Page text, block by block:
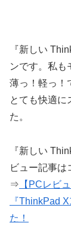
『新しい
ンです。私も
薄っ！軽っ！
とても快適に
た。
『新しい
ビュー記事は
⇒ 【PCレビ
『ThinkPad
た！